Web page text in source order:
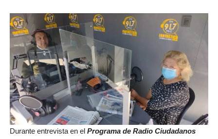
Durante entrevista en el Programa de Radio Ciudadanos